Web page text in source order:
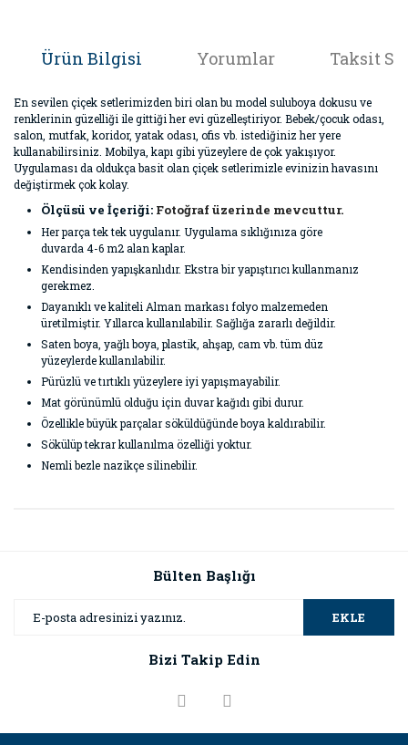
Ürün Bilgisi Yorumlar Taksit
En sevilen çiçek setlerimizden biri olan bu model suluboya dokusu ve
renklerinin güzelliği ile gittiği her evi güzelleştiriyor. Bebek/çocuk odası,
salon, mutfak, koridor, yatak odası, ofis vb. istediğiniz her yere
kullanabilirsiniz. Mobilya, kapı gibi yüzeylere de çok yakışıyor.
Uygulaması da oldukça basit olan çiçek setlerimizle evinizin havasını
değiştirmek çok kolay.
Ölçüsü ve İçeriği: Fotoğraf üzerinde mevcuttur.
Her parça tek tek uygulanır. Uygulama sıklığınıza göre
duvarda 4-6 m2 alan kaplar.
Kendisinden yapışkanlıdır. Ekstra bir yapıştırıcı kullanmanız
gerekmez.
Dayanıklı ve kaliteli Alman markası folyo malzemeden
üretilmiştir. Yıllarca kullanılabilir. Sağlığa zararlı değildir.
Saten boya, yağlı boya, plastik, ahşap, cam vb. tüm düz
yüzeylerde kullanılabilir.
Pürüzlü ve tırtıklı yüzeylere iyi yapışmayabilir.
Mat görünümlü olduğu için duvar kağıdı gibi durur.
Özellikle büyük parçalar söküldüğünde boya kaldırabilir.
Sökülüp tekrar kullanılma özelliği yoktur.
Nemli bezle nazikçe silinebilir.
Görüş ve önerileriniz için teşekkür ederiz.
Ürün resmi kalitesiz, bozuk veya görüntülenemiyor.
Ürün bilgilerinde hatalar bulunuyor.
Bülten Başlığı
EKLE
Bizi Takip Edin